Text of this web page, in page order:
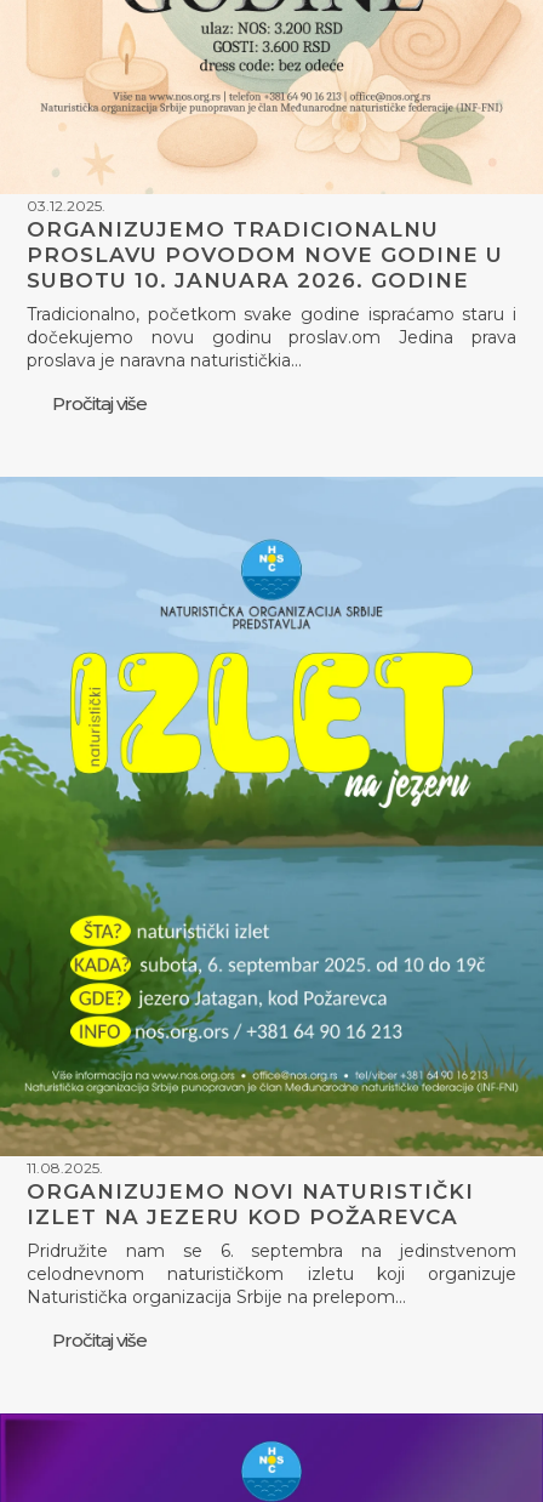
03.12.2025.
ORGANIZUJEMO TRADICIONALNU
PROSLAVU POVODOM NOVE GODINE U
SUBOTU 10. JANUARA 2026. GODINE
Tradicionalno, početkom svake godine ispraćamo staru i
dočekujemo novu godinu proslav.om Jedina prava
proslava je naravna naturističkia…
Pročitaj više
11.08.2025.
ORGANIZUJEMO NOVI NATURISTIČKI
IZLET NA JEZERU KOD POŽAREVCA
Pridružite nam se 6. septembra na jedinstvenom
celodnevnom naturističkom izletu koji organizuje
Naturistička organizacija Srbije na prelepom…
Pročitaj više